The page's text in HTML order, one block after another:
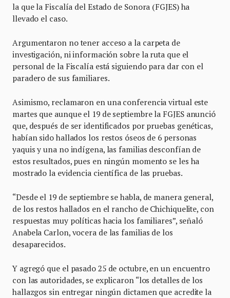
la que la Fiscalía del Estado de Sonora (FGJES) ha
llevado el caso.
Argumentaron no tener acceso a la carpeta de
investigación, ni información sobre la ruta que el
personal de la Fiscalía está siguiendo para dar con el
paradero de sus familiares.
Asimismo, reclamaron en una conferencia virtual este
martes que aunque el 19 de septiembre la FGJES anunció
que, después de ser identificados por pruebas genéticas,
habían sido hallados los restos óseos de 6 personas
yaquis y una no indígena, las familias desconfían de
estos resultados, pues en ningún momento se les ha
mostrado la evidencia científica de las pruebas.
“Desde el 19 de septiembre se habla, de manera general,
de los restos hallados en el rancho de Chichiquelite, con
respuestas muy políticas hacia los familiares”, señaló
Anabela Carlon, vocera de las familias de los
desaparecidos.
Y agregó que el pasado 25 de octubre, en un encuentro
con las autoridades, se explicaron “los detalles de los
hallazgos sin entregar ningún dictamen que acredite la